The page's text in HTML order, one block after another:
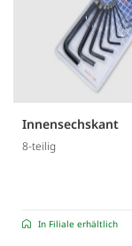
Innensechskant
8-teilig
In Filiale erhältlich